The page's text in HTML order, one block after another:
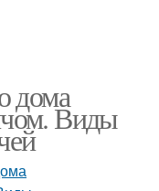
дома
Виды